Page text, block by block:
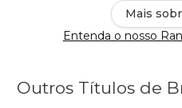
Mais
Entenda o nosso
Outros Títulos de